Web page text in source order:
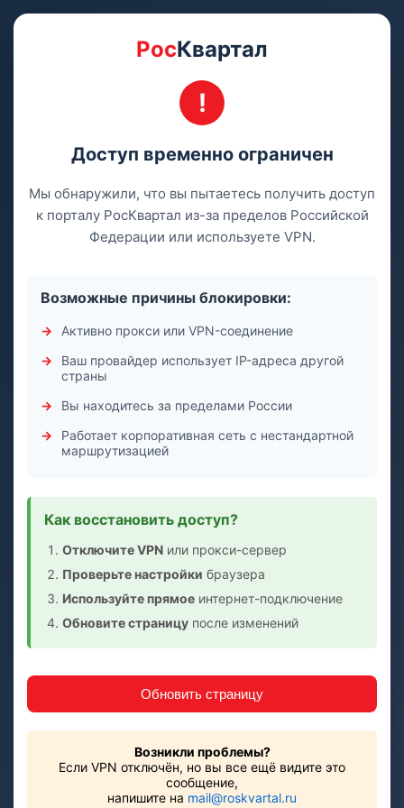
РосКвартал
Доступ временно ограничен
Мы обнаружили, что вы пытаетесь получить доступ
к порталу РосКвартал из-за пределов Российской
Федерации или используете VPN.
Возможные причины блокировки:
Активно прокси или VPN-соединение
Ваш провайдер использует IP-адреса другой
страны
Вы находитесь за пределами России
Работает корпоративная сеть с нестандартной
маршрутизацией
Как восстановить доступ?
Отключите VPN или прокси-сервер
Проверьте настройки браузера
Используйте прямое интернет-подключение
Обновите страницу после изменений
Обновить страницу
Возникли проблемы?
Если VPN отключён, но вы все ещё видите это
сообщение,
напишите на mail@roskvartal.ru